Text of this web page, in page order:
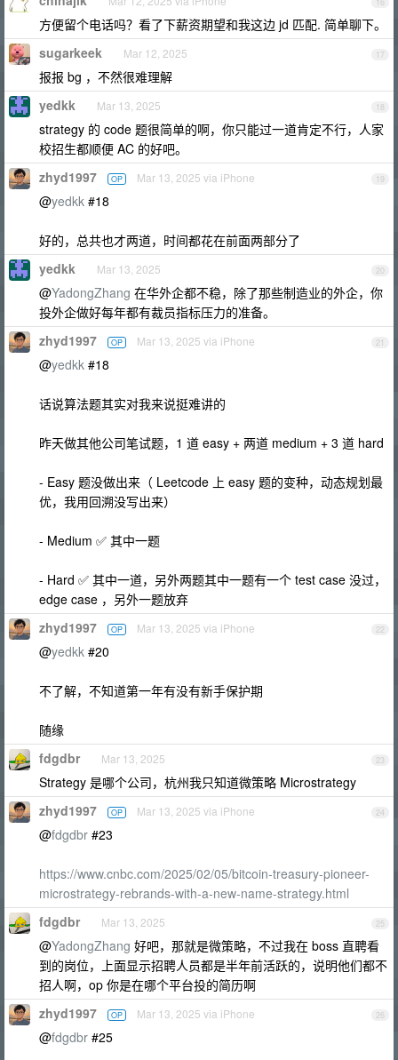
方便留个电话吗？看了下薪资期望和我这边 jd 匹配. 简单聊下。
17
sugarkeek Mar 12, 2025
报报 bg ，不然很难理解
18
yedkk Mar 13, 2025
strategy 的 code 题很简单的啊，你只能过一道肯定不行，人家
校招生都顺便 AC 的好吧。
19
zhyd1997 OP Mar 13, 2025 via iPhone
@yedkk #18
好的，总共也才两道，时间都花在前面两部分了
20
yedkk Mar 13, 2025
@YadongZhang 在华外企都不稳，除了那些制造业的外企，你
投外企做好每年都有裁员指标压力的准备。
21
zhyd1997 OP Mar 13, 2025 via iPhone
@yedkk #18
话说算法题其实对我来说挺难讲的
昨天做其他公司笔试题，1 道 easy + 两道 medium + 3 道 hard
- Easy 题没做出来（ Leetcode 上 easy 题的变种，动态规划最
优，我用回溯没写出来）
- Medium ✅ 其中一题
- Hard ✅ 其中一道，另外两题其中一题有一个 test case 没过，
edge case ，另外一题放弃
22
zhyd1997 OP Mar 13, 2025 via iPhone
@yedkk #20
不了解，不知道第一年有没有新手保护期
随缘
23
fdgdbr Mar 13, 2025
Strategy 是哪个公司，杭州我只知道微策略 Microstrategy
24
zhyd1997 OP Mar 13, 2025 via iPhone
@fdgdbr #23
https://www.cnbc.com/2025/02/05/bitcoin-treasury-pioneer-
microstrategy-rebrands-with-a-new-name-strategy.html
25
fdgdbr Mar 13, 2025
@YadongZhang 好吧，那就是微策略，不过我在 boss 直聘看
到的岗位，上面显示招聘人员都是半年前活跃的，说明他们都不
招人啊，op 你是在哪个平台投的简历啊
26
zhyd1997 OP Mar 13, 2025 via iPhone
@fdgdbr #25